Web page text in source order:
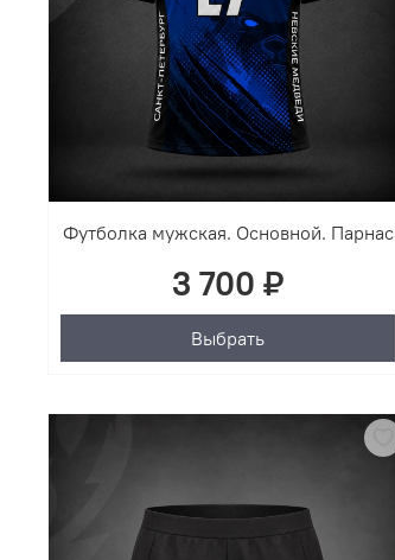
Футболка мужская. Основной. Парнас
3 700 ₽
Выбрать